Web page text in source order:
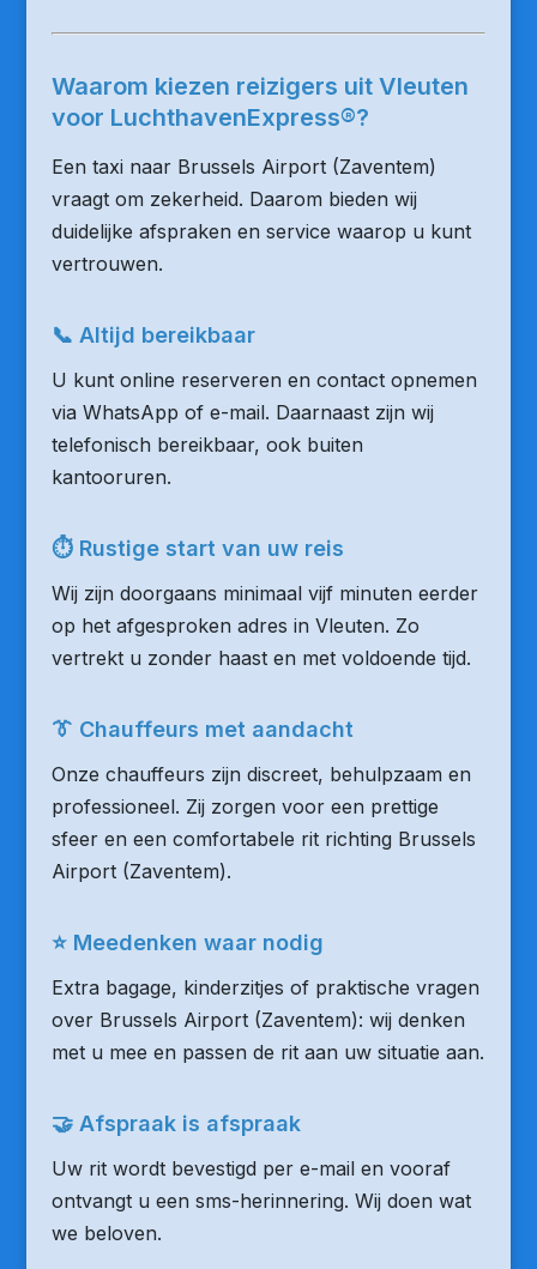
Waarom kiezen reizigers uit Vleuten
voor LuchthavenExpress®?
Een taxi naar Brussels Airport (Zaventem)
vraagt om zekerheid. Daarom bieden wij
duidelijke afspraken en service waarop u kunt
vertrouwen.
📞 Altijd bereikbaar
U kunt online reserveren en contact opnemen
via WhatsApp of e-mail. Daarnaast zijn wij
telefonisch bereikbaar, ook buiten
kantooruren.
⏱ Rustige start van uw reis
Wij zijn doorgaans minimaal vijf minuten eerder
op het afgesproken adres in Vleuten. Zo
vertrekt u zonder haast en met voldoende tijd.
👔 Chauffeurs met aandacht
Onze chauffeurs zijn discreet, behulpzaam en
professioneel. Zij zorgen voor een prettige
sfeer en een comfortabele rit richting Brussels
Airport (Zaventem).
⭐ Meedenken waar nodig
Extra bagage, kinderzitjes of praktische vragen
over Brussels Airport (Zaventem): wij denken
met u mee en passen de rit aan uw situatie aan.
🤝 Afspraak is afspraak
Uw rit wordt bevestigd per e-mail en vooraf
ontvangt u een sms-herinnering. Wij doen wat
we beloven.